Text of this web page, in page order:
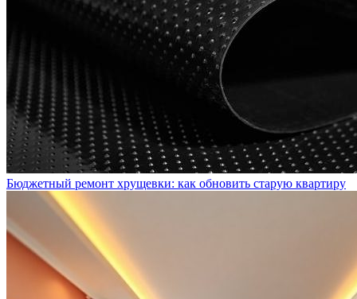
Бюджетный ремонт хрущевки: как обновить старую квартиру